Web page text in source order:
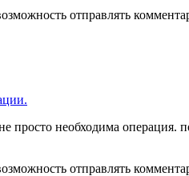
отправлять
необходима операция.
отправлять